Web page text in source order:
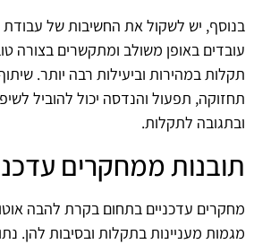
בנוסף, יש לשקול את החשיבות של עבודת
עובדים באופן משולב ומתקשרים בצורה
תקלות במהירות וביעילות רבה יותר.
תחזוקה, תפעול והנדסה יכול להוביל
ובתגובה לתקלות.
תובנות ממחקרים
מחקרים עדכניים בתחום בקרת להבה
מגמות מעניינות בתקלות ובסיבות להן.